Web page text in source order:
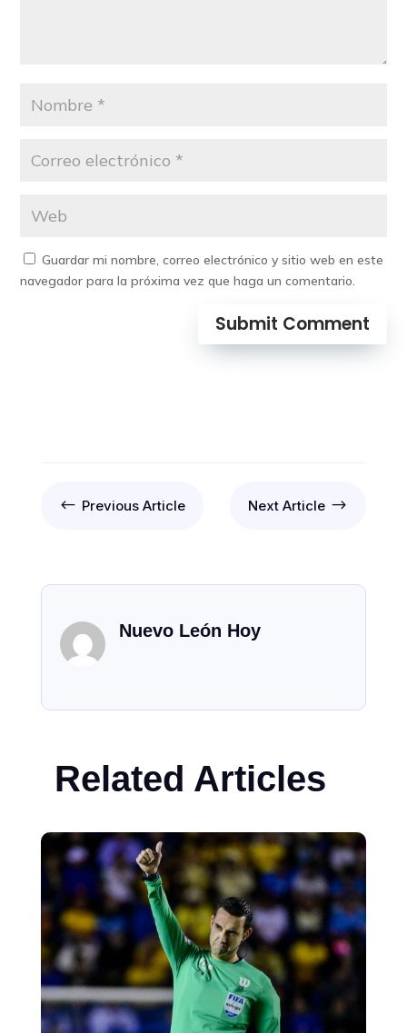
Guardar mi nombre, correo electrónico y sitio web en este
navegador para la próxima vez que haga un comentario.
Submit Comment
# Previous Article Next Article $
Nuevo León Hoy
Related Articles